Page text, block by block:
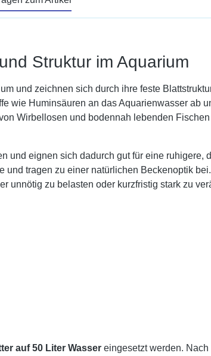
Struktur im Aquarium
und zeichnen sich durch ihre feste
wie Huminsäuren an das Aquarienwasser ab
Wirbellosen und bodennah lebenden
und eignen sich dadurch gut für eine ruhigere,
tragen zu einer natürlichen Beckenoptik
unnötig zu belasten oder kurzfristig stark zu
auf 50 Liter Wasser eingesetzt werden.